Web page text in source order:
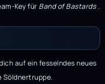
Key für Band of Bastards.
auf ein fesselndes neues
Söldnertruppe.